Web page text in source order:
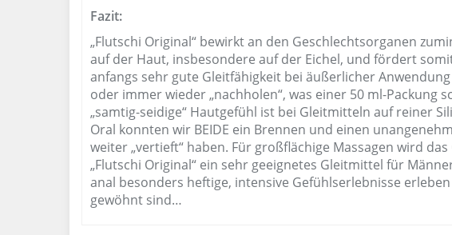
Fazit:
„Flutschi Original“ bewirkt an den Geschlechtsorganen
auf der Haut, insbesondere auf der Eichel, und fördert
anfangs sehr gute Gleitfähigkeit bei äußerlicher
oder immer wieder „nachholen“, was einer 50 ml-Packung
„samtig-seidige“ Hautgefühl ist bei Gleitmitteln auf reiner
Oral konnten wir BEIDE ein Brennen und einen
weiter „vertieft“ haben. Für großflächige Massagen wird
„Flutschi Original“ ein sehr geeignetes Gleitmittel für
anal besonders heftige, intensive Gefühlserlebnisse
gewöhnt sind…